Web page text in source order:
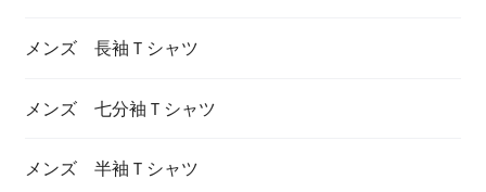
メンズ 長袖Ｔシャツ
メンズ 七分袖Ｔシャツ
メンズ 半袖Ｔシャツ